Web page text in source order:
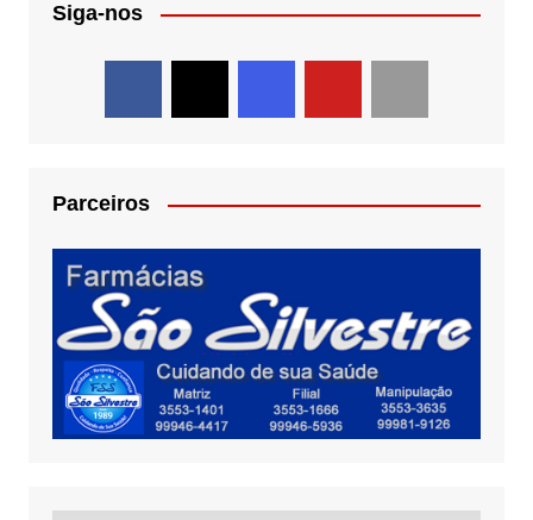
Siga-nos
Parceiros